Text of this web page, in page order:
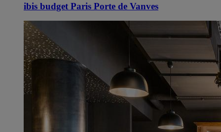
ibis budget Paris Porte de Vanves